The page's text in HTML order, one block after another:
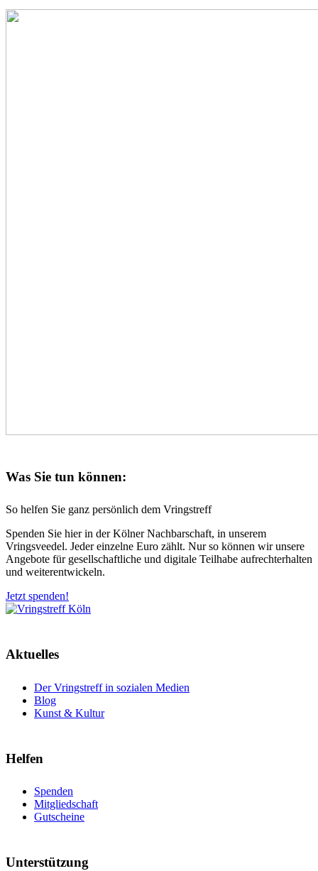
Was Sie tun können:
So helfen Sie ganz persönlich dem Vringstreff
Spenden Sie hier in der Kölner Nachbarschaft, in unserem
Vringsveedel. Jeder einzelne Euro zählt. Nur so können wir unsere
Angebote für gesellschaftliche und digitale Teilhabe aufrechterhalten
und weiterentwickeln.
Jetzt spenden!
Aktuelles
Der Vringstreff in sozialen Medien
Blog
Kunst & Kultur
Helfen
Spenden
Mitgliedschaft
Gutscheine
Unterstützung